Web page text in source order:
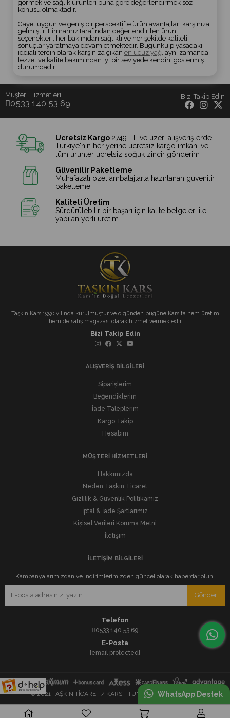
WhatsApp Destek
görmek ve sağlık ürünleri buna göre değerlendirmek söz
konusu olmaktadır.
Gayet uygun ve geniş bir perspektifte ürün avantajları karşınıza
gelmiştir. Firmamız tarafından değerlendirilen ürün
seçenekleri, her bakımdan sağlıklı ve her şekilde kaliteli
sonuçlar yaratmaya devam etmektedir. Bugünkü piyasadaki
iddialı tercih olarak karşınıza çıkan en ucuz yağ , aynı zamanda
lezzet ve kalite bakımından iyi bir seviyede kendini göstermiş
durumdadır.
Müşteri Hizmetleri
0533 140 53 69
Bizi Takip Edin
Ücretsiz Kargo 2749 TL ve üzeri alışverişlerde
Türkiye'nin her yerine ücretsiz kargo imkanı ve
tüm ürünler ücretsiz soğuk zincir gönderim
Güvenilir Paketleme
Muhafazalı özel ambalajlarla hazırlanan güvenilir
paketleme
Kaliteli Üretim
Sürdürülebilir bir başarı için kalite belgeleri ile
yapılan yerli üretim
Taşkın Kars 1990 yılında kurulmuştur ve o günden bugüne Kars'ta hem üretim
hem de satış mağazası olarak hizmet vermektedir
Bizi Takip Edin
ALIŞVERİŞ BİLGİLERİ
Siparişlerim
Beğendiklerim
İade Taleplerim
Kargo Takip
Hesabım
MÜŞTERİ HİZMETLERİ
Hakkımızda
Neden Taşkın Ticaret
Gizlilik & Güvenlik Politikamız
İptal & İade Şartlarımız
Kişisel Verileri Koruma Metni
İletişim
İLETİŞİM BİLGİLERİ
Kampanyalarımızdan ve indirimlerimizden güncel olarak haberdar olun.
Gönder
Telefon
0533 140 53 69
E-Posta
[email protected]
© 2021 TAŞKIN TİCARET / KARS - TÜM HAKLARI SAKLIDIR.